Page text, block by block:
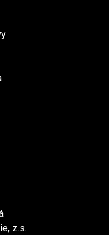
z.s.